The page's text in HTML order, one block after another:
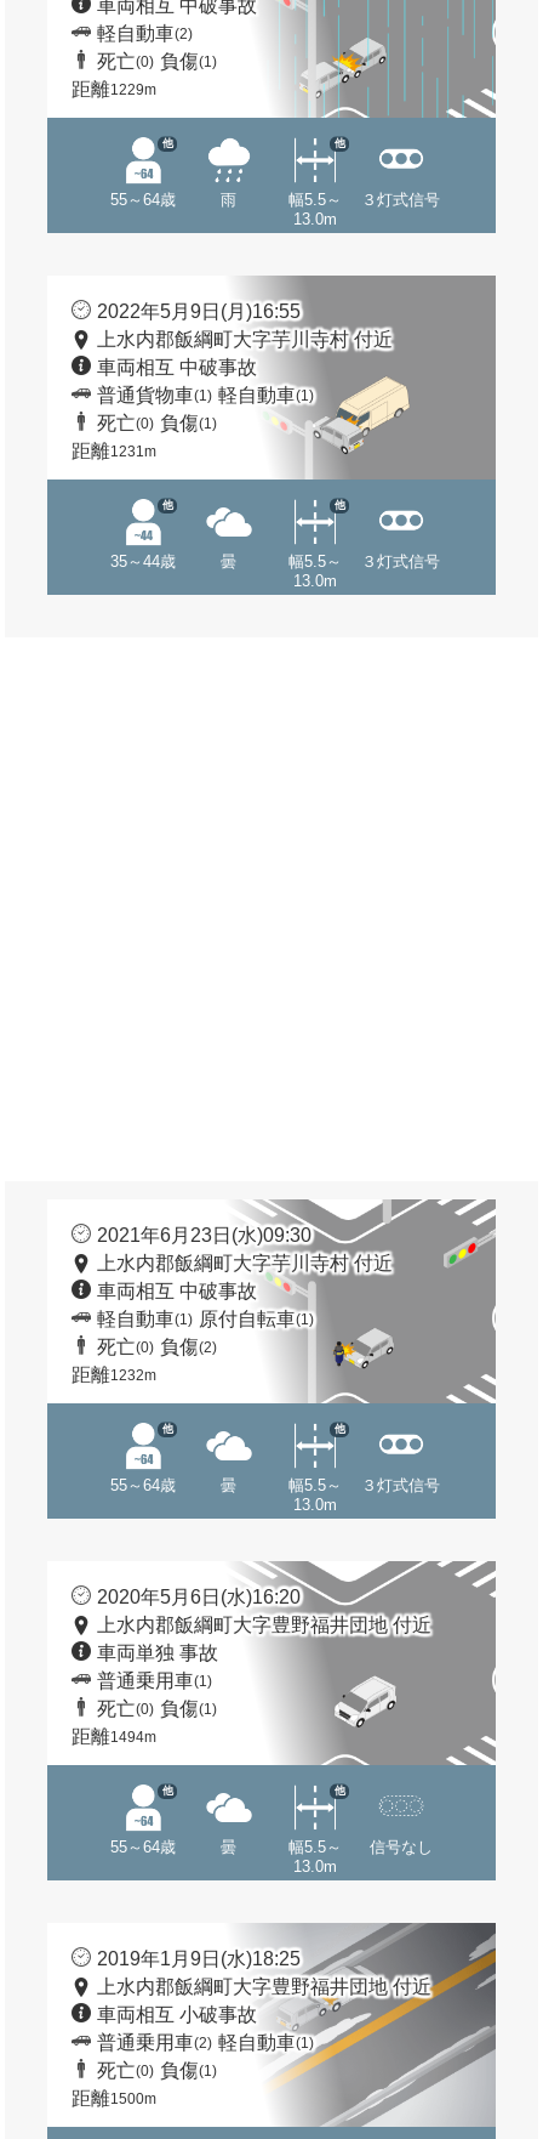
車両相互 中破事故
軽自動車(2)
死亡(0) 負傷(1)
距離1229m
55～64歳
他
雨
幅5.5～
13.0m
他
３灯式信号
2022年5月9日(月)16:55
上水内郡飯綱町大字芋川寺村 付近
車両相互 中破事故
普通貨物車(1) 軽自動車(1)
死亡(0) 負傷(1)
距離1231m
35～44歳
他
曇
幅5.5～
13.0m
他
３灯式信号
2021年6月23日(水)09:30
上水内郡飯綱町大字芋川寺村 付近
車両相互 中破事故
軽自動車(1) 原付自転車(1)
死亡(0) 負傷(2)
距離1232m
55～64歳
他
曇
幅5.5～
13.0m
他
３灯式信号
2020年5月6日(水)16:20
上水内郡飯綱町大字豊野福井団地 付近
車両単独 事故
普通乗用車(1)
死亡(0) 負傷(1)
距離1494m
55～64歳
他
曇
幅5.5～
13.0m
他
信号なし
2019年1月9日(水)18:25
上水内郡飯綱町大字豊野福井団地 付近
車両相互 小破事故
普通乗用車(2) 軽自動車(1)
死亡(0) 負傷(1)
距離1500m